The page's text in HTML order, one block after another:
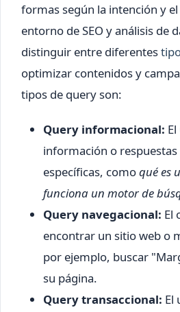
formas según la intención y
entorno de SEO y análisis de
distinguir entre diferentes
optimizar contenidos y
tipos de query son:
Query informacional:
información o
específicas, comoqué es
funciona un motor de
Query navegacional: El
encontrar un sitio web o
por ejemplo, buscar
su página.
Query transaccional: El